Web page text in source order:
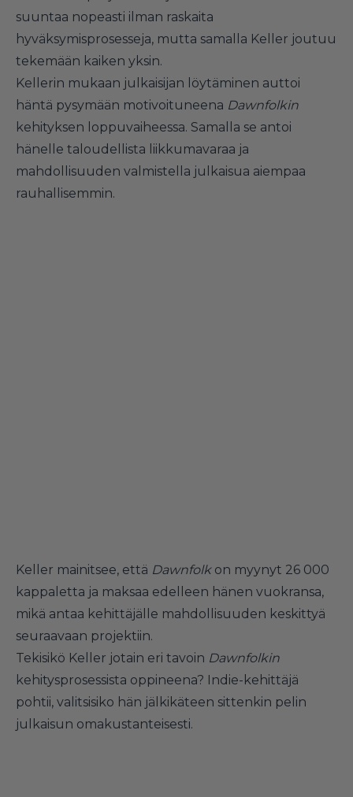
suuntaa nopeasti ilman raskaita
hyväksymisprosesseja, mutta samalla Keller joutuu
tekemään kaiken yksin.
Kellerin mukaan julkaisijan löytäminen auttoi
häntä pysymään motivoituneena Dawnfolkin
kehityksen loppuvaiheessa. Samalla se antoi
hänelle taloudellista liikkumavaraa ja
mahdollisuuden valmistella julkaisua aiempaa
rauhallisemmin.
Keller mainitsee, että Dawnfolkon myynyt 26 000
kappaletta ja maksaa edelleen hänen vuokransa,
mikä antaa kehittäjälle mahdollisuuden keskittyä
seuraavaan projektiin.
Tekisikö Keller jotain eri tavoin Dawnfolkin
kehitysprosessista oppineena? Indie-kehittäjä
pohtii, valitsisiko hän jälkikäteen sittenkin pelin
julkaisun omakustanteisesti.